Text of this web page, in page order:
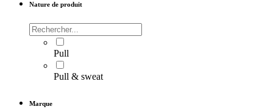
Nature de produit
Pull
Pull & sweat
Marque